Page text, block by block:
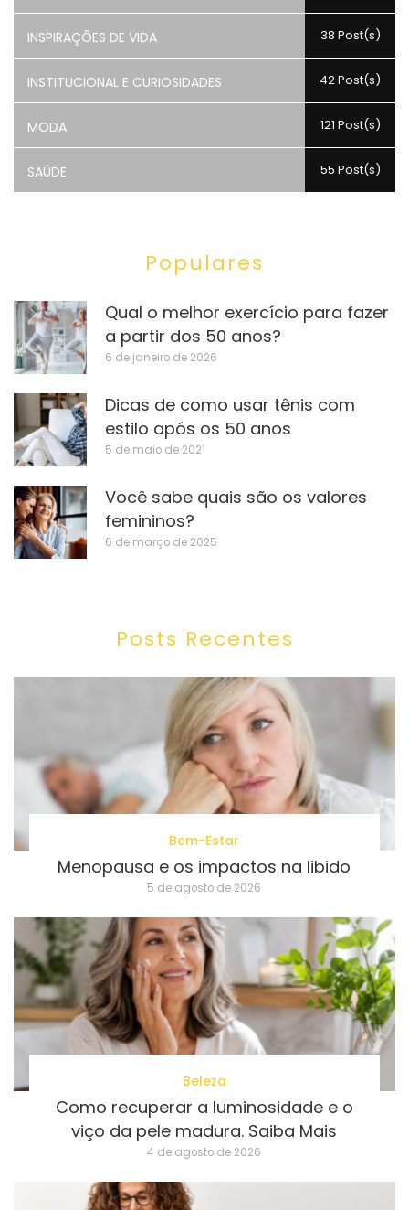
INSPIRAÇÕES DE VIDA 38 Post(s)
INSTITUCIONAL E CURIOSIDADES 42 Post(s)
MODA 121 Post(s)
SAÚDE 55 Post(s)
Populares
Qual o melhor exercício para fazer
a partir dos 50 anos?
6 de janeiro de 2026
Dicas de como usar tênis com
estilo após os 50 anos
5 de maio de 2021
Você sabe quais são os valores
femininos?
6 de março de 2025
Posts Recentes
Bem-Estar
Menopausa e os impactos na libido
5 de agosto de 2026
Beleza
Como recuperar a luminosidade e o
viço da pele madura. Saiba Mais
4 de agosto de 2026